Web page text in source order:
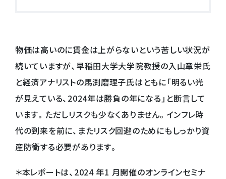
物価は高いのに賃金は上がらないという苦しい状況が
続いていますが、早稲田大学大学院教授の入山章栄氏
と経済アナリストの馬渕磨理子氏はともに「明るい光
が見えている、2024年は勝負の年になる」と断言して
います。ただしリスクも少なくありません。インフレ時
代の到来を前に、またリスク回避のためにもしっかり資
産防衛する必要があります。
＊本レポートは、2024 年1 月開催のオンラインセミナ